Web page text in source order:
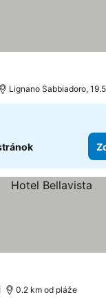
Lignano Sabbiadoro,
0.2 km od pláže